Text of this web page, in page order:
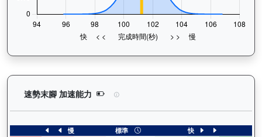
速勢末腳 加速能力 健康之星（G374）— 速勢末腳加速
慢 標準
快